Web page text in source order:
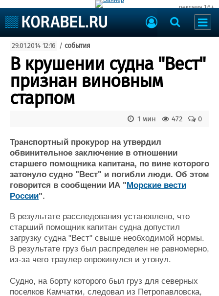
реклама 16+
Судоходство
Судоремонт
События
Пресс-релизы
Порты
Рыболовство
ВМФ
Образование
Судостроение
Пульс
Новости
Компании
Репутация
Крюинг
Журнал
Реклама
Торговая площадка
Доска объявлений
Продажа флота
Оборудование
Услуги
Выставки и семинары
Личности
Галерея флота
Форум
29.01.2014 12:16 / события
В крушении судна "Вест"
признан виновным
старпом
0
472
1 мин
Транспортный прокурор на утвердил
обвинительное заключение в отношении
старшего помощника капитана, по вине которого
затонуло судно "Вест" и погибли люди. Об этом
говорится в сообщении ИА "Морские вести
России".
В результате расследования установлено, что
старший помощник капитан судна допустил
загрузку судна "Вест" свыше необходимой нормы.
В результате груз был распределен не равномерно,
из-за чего траулер опрокинулся и утонул.
Судно, на борту которого был груз для северных
поселков Камчатки, следовал из Петропавловска,